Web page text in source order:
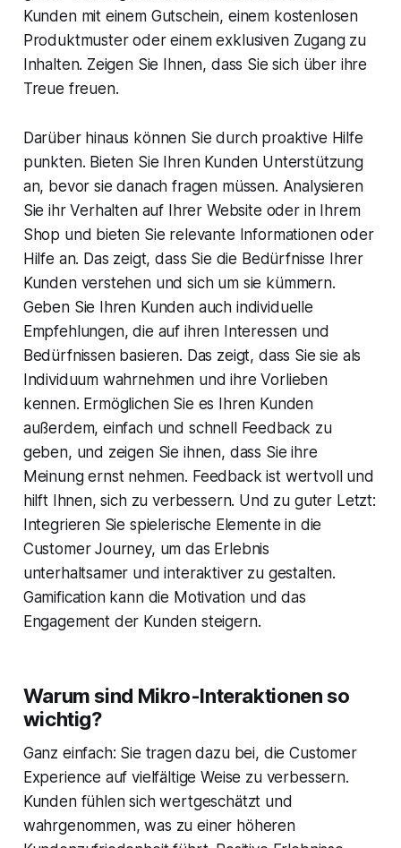
Kunden mit einem Gutschein, einem kostenlosen
Produktmuster oder einem exklusiven Zugang zu
Inhalten. Zeigen Sie Ihnen, dass Sie sich über ihre
Treue freuen.
Darüber hinaus können Sie durch proaktive Hilfe
punkten. Bieten Sie Ihren Kunden Unterstützung
an, bevor sie danach fragen müssen. Analysieren
Sie ihr Verhalten auf Ihrer Website oder in Ihrem
Shop und bieten Sie relevante Informationen oder
Hilfe an. Das zeigt, dass Sie die Bedürfnisse Ihrer
Kunden verstehen und sich um sie kümmern.
Geben Sie Ihren Kunden auch individuelle
Empfehlungen, die auf ihren Interessen und
Bedürfnissen basieren. Das zeigt, dass Sie sie als
Individuum wahrnehmen und ihre Vorlieben
kennen. Ermöglichen Sie es Ihren Kunden
außerdem, einfach und schnell Feedback zu
geben, und zeigen Sie ihnen, dass Sie ihre
Meinung ernst nehmen. Feedback ist wertvoll und
hilft Ihnen, sich zu verbessern. Und zu guter Letzt:
Integrieren Sie spielerische Elemente in die
Customer Journey, um das Erlebnis
unterhaltsamer und interaktiver zu gestalten.
Gamification kann die Motivation und das
Engagement der Kunden steigern.
Warum sind Mikro-Interaktionen so
wichtig?
Ganz einfach: Sie tragen dazu bei, die Customer
Experience auf vielfältige Weise zu verbessern.
Kunden fühlen sich wertgeschätzt und
wahrgenommen, was zu einer höheren